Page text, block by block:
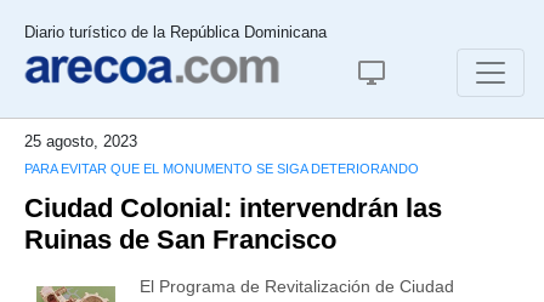
Diario turístico de la República Dominicana
25 agosto, 2023
PARA EVITAR QUE EL MONUMENTO SE SIGA DETERIORANDO
Ciudad Colonial: intervendrán las
Ruinas de San Francisco
El Programa de Revitalización de Ciudad